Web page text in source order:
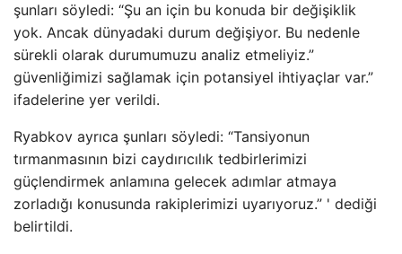
şunları söyledi: “Şu an için bu konuda bir değişiklik
yok. Ancak dünyadaki durum değişiyor. Bu nedenle
sürekli olarak durumumuzu analiz etmeliyiz.”
güvenliğimizi sağlamak için potansiyel ihtiyaçlar var.”
ifadelerine yer verildi.
Ryabkov ayrıca şunları söyledi: “Tansiyonun
tırmanmasının bizi caydırıcılık tedbirlerimizi
güçlendirmek anlamına gelecek adımlar atmaya
zorladığı konusunda rakiplerimizi uyarıyoruz.” ' dediği
belirtildi.